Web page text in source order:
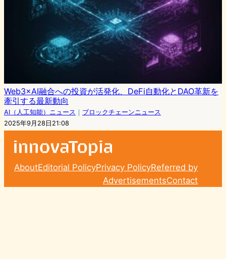
Web3×AI融合への投資が活発化、DeFi自動化とDAO革新を
牽引する最新動向
AI（人工知能）ニュース ｜ ブロックチェーンニュース
2025年9月28日21:08
AboutEditorial PolicyPrivacy PolicyReferred by
AdvertisementsContact